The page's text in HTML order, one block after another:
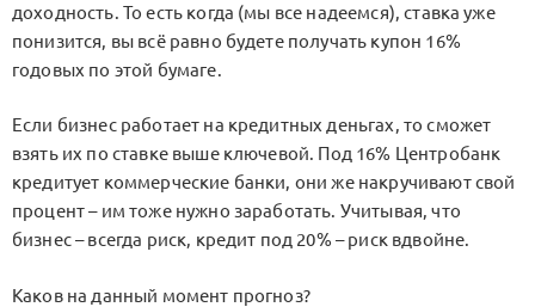
доходность. То есть когда (мы все надеемся), ставка уже
понизится, вы всё равно будете получать купон 16%
годовых по этой бумаге.
Если бизнес работает на кредитных деньгах, то сможет
взять их по ставке выше ключевой. Под 16% Центробанк
кредитует коммерческие банки, они же накручивают свой
процент – им тоже нужно заработать. Учитывая, что
бизнес – всегда риск, кредит под 20% – риск вдвойне.
Каков на данный момент прогноз?